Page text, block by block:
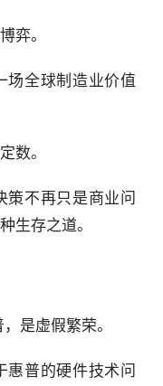
弈。
场全球制造业价值
数。
策不再只是商业问
生存之道。
是虚假繁荣。
惠普的硬件技术问